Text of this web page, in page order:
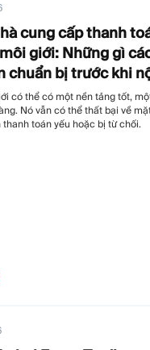
cung cấp thanh
giới: Những gì
chuẩn bị trước khi
có thể có một nền tảng tốt,
Nó vẫn có thể thất bại về
toán yếu hoặc bị từ chối.